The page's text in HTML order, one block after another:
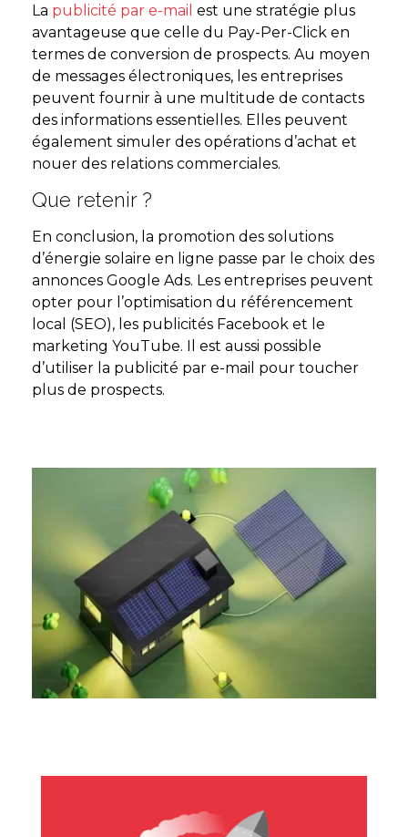
La publicité par e-mail est une stratégie plus
avantageuse que celle du Pay-Per-Click en
termes de conversion de prospects. Au moyen
de messages électroniques, les entreprises
peuvent fournir à une multitude de contacts
des informations essentielles. Elles peuvent
également simuler des opérations d’achat et
nouer des relations commerciales.
Que retenir ?
En conclusion, la promotion des solutions
d’énergie solaire en ligne passe par le choix des
annonces Google Ads. Les entreprises peuvent
opter pour l’optimisation du référencement
local (SEO), les publicités Facebook et le
marketing YouTube. Il est aussi possible
d’utiliser la publicité par e-mail pour toucher
plus de prospects.